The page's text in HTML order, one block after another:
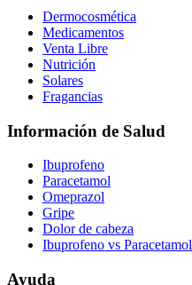
Dermocosmética
Medicamentos
Venta Libre
Nutrición
Solares
Fragancias
Información de Salud
Ibuprofeno
Paracetamol
Omeprazol
Gripe
Dolor de cabeza
Ibuprofeno vs Paracetamol
Ayuda